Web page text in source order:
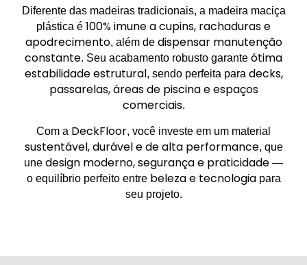
Diferente das madeiras tradicionais, a madeira maciça
plástica é 100% imune a cupins, rachaduras e
apodrecimento, além de dispensar manutenção
constante. Seu acabamento robusto garante ótima
estabilidade estrutural, sendo perfeita para decks,
passarelas, áreas de piscina e espaços
comerciais.
Com a DeckFloor, você investe em um material
sustentável, durável e de alta performance, que
une design moderno, segurança e praticidade —
o equilíbrio perfeito entre beleza e tecnologiapara
seu projeto.